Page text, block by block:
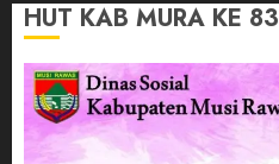
HUT KAB MURA KE 83